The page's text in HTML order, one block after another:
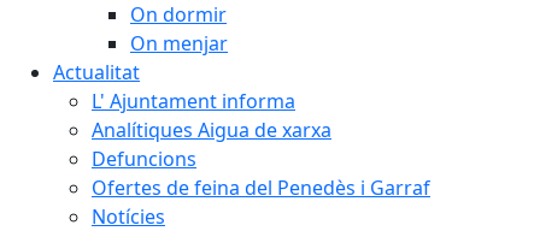
On dormir
On menjar
Actualitat
L' Ajuntament informa
Analítiques Aigua de xarxa
Defuncions
Ofertes de feina del Penedès i Garraf
Notícies